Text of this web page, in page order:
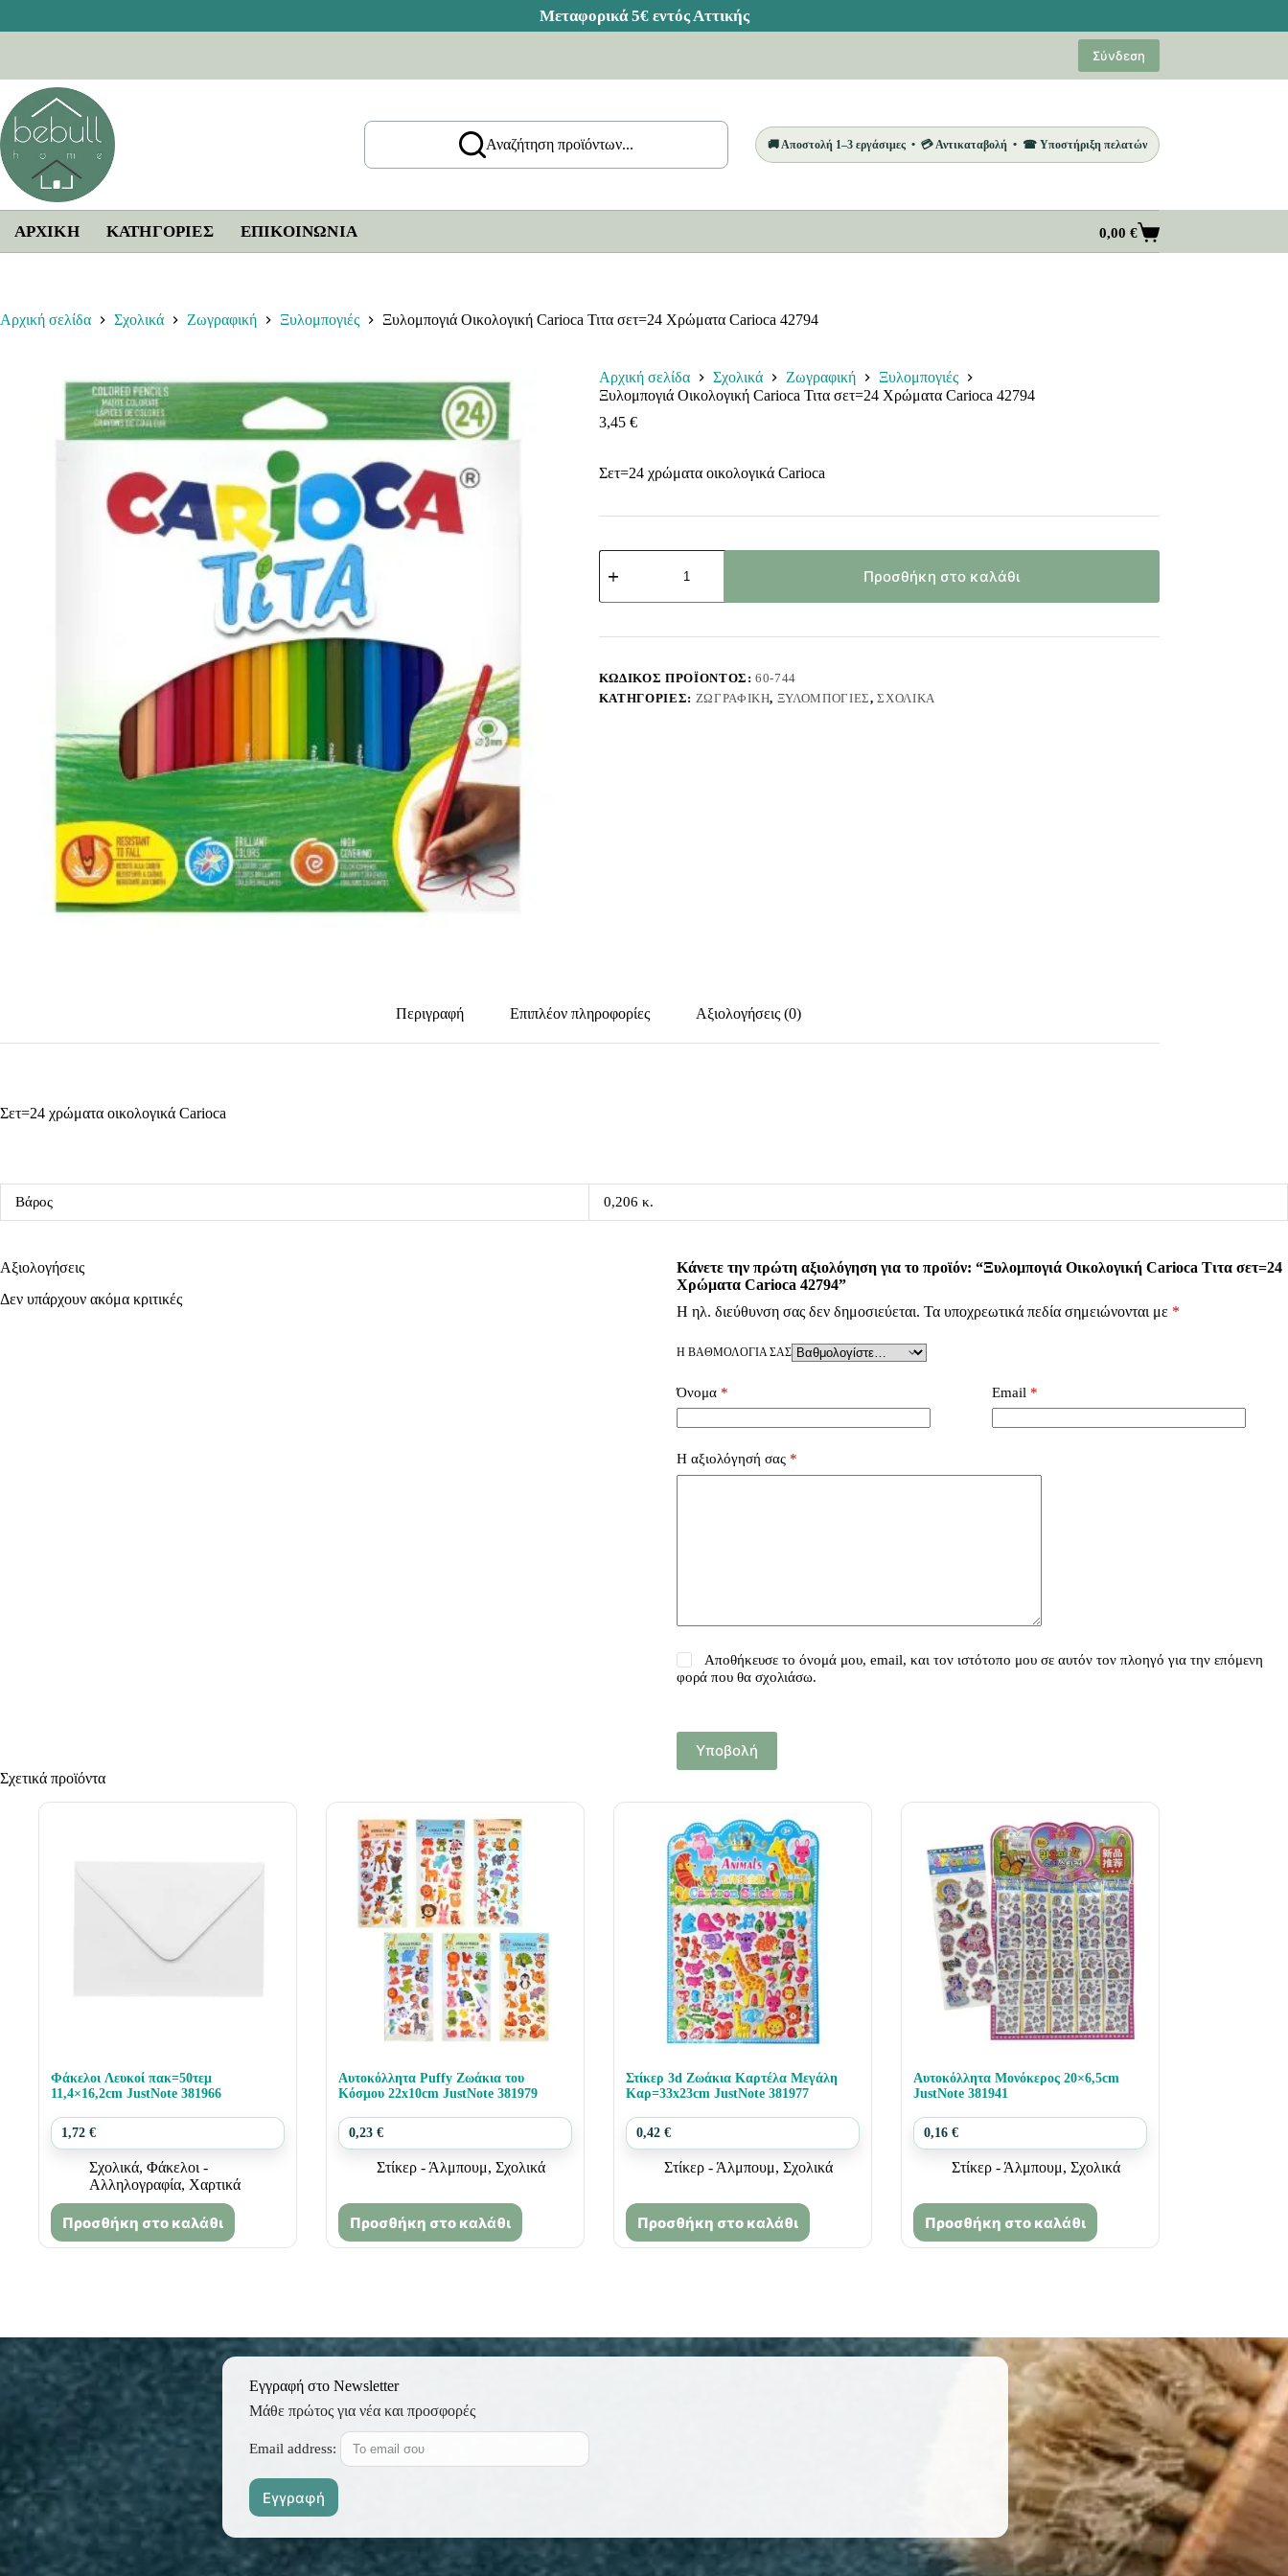
Σύνδεση
Αναζήτηση προϊόντων... 🚚 Αποστολή 1–3 εργάσιμες • 💳 Αντικαταβολή • ☎ Υποστήριξη πελατών
ΑΡΧΙΚΗ ΚΑΤΗΓΟΡΙΕΣ ΕΠΙΚΟΙΝΩΝΊΑ
Καλάθι
Αγορών
0,00 €
Αρχική σελίδα Σχολικά Ζωγραφική Ξυλομπογιές Ξυλομπογιά Οικολογική Carioca Τιτα σετ=24 Χρώματα Carioca 42794
Αρχική σελίδα Σχολικά Ζωγραφική
Ξυλομπογιές
Ξυλομπογιά Οικολογική Carioca Τιτα σετ=24 Χρώματα Carioca 42794
3,45 €
Σετ=24 χρώματα οικολογικά Carioca
Ξυλομπογιά
Οικολογική
Τιτα
Χρώματα
42794
ποσότητα
Προσθήκη στο καλάθι
ΚΩΔΙΚΌΣ ΠΡΟΪΌΝΤΟΣ:60-744
ΚΑΤΗΓΟΡΊΕΣ: ΖΩΓΡΑΦΙΚΉ, ΞΥΛΟΜΠΟΓΙΈΣ,ΣΧΟΛΙΚΆ
Περιγραφή Επιπλέον πληροφορίες Αξιολογήσεις (0)
Σετ=24 χρώματα οικολογικά Carioca
Βάρος 0,206 κ.
Αξιολογήσεις
Δεν υπάρχουν ακόμα κριτικές
Κάνετε την πρώτη αξιολόγηση για το προϊόν: “Ξυλομπογιά Οικολογική Carioca Τιτα σετ=24
Χρώματα Carioca 42794”
Η ηλ. διεύθυνση σας δεν δημοσιεύεται. Τα υποχρεωτικά πεδία σημειώνονται με *
Η ΒΑΘΜΟΛΟΓΊΑ ΣΑΣ
Όνομα* Email *
Η αξιολόγησή σας *
Αποθήκευσε το όνομά μου, email, και τον ιστότοπο μου σε αυτόν τον πλοηγό για την επόμενη
φορά που θα σχολιάσω.
Υποβολή
Σχετικά προϊόντα
Φάκελοι Λευκοί πακ=50τεμ
11,4×16,2cm JustNote 381966
1,72 €
Σχολικά, Φάκελοι -
Αλληλογραφία, Χαρτικά
Προσθήκη στο καλάθι
Αυτοκόλλητα Puffy Ζωάκια του
Κόσμου 22x10cm JustNote 381979
0,23 €
Στίκερ - Άλμπουμ, Σχολικά
Προσθήκη στο καλάθι
Στίκερ 3d Ζωάκια Καρτέλα Μεγάλη
Καρ=33x23cm JustNote 381977
0,42 €
Στίκερ - Άλμπουμ, Σχολικά
Προσθήκη στο καλάθι
Αυτοκόλλητα Μονόκερος 20×6,5cm
JustNote 381941
0,16 €
Στίκερ - Άλμπουμ, Σχολικά
Προσθήκη στο καλάθι
Εγγραφή στο Newsletter
Μάθε πρώτος για νέα και προσφορές
Email address: